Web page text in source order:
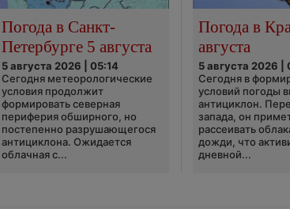
Погода в Санкт-
Петербурге 5 августа
5 августа 2026 | 05:14
Сегодня метеорологические
условия продолжит
формировать северная
периферия обширного, но
постепенно разрушающегося
антициклона. Ожидается
облачная с...
Погода в
августа
5 августа 2026 |
Сегодня в
условий погоды
антициклон.
запада, он
рассеивать
дожди, что
дневной...